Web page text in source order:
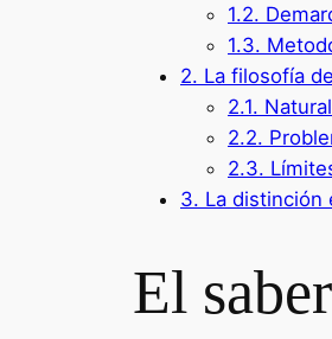
1.2.
1.3.
2. La filosofía
2.1.
2.2.
2.3.
3. La distinción
El